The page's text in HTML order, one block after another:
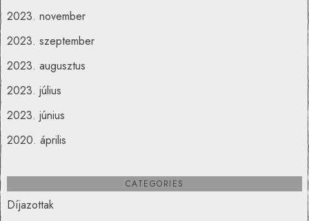
2023. november
2023. szeptember
2023. augusztus
2023. július
2023. június
2020. április
CATEGORIES
Díjazottak